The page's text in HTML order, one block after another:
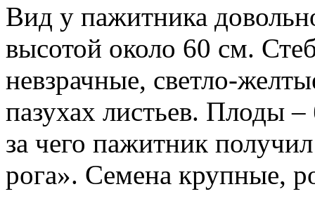
Вид у пажитника
высотой около 60 см.
невзрачные, светло-
пазухах листьев. Плоды
за чего пажитник
рога». Семена крупные,